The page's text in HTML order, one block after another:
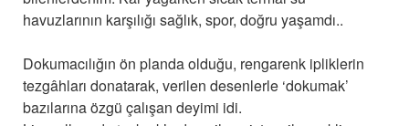
havuzlarının karşılığı sağlık, spor, doğru yaşamdı..
Dokumacılığın ön planda olduğu, rengarenk ipliklerin
tezgâhları donatarak, verilen desenlerle ‘dokumak’
bazılarına özgü çalışan deyimi idi.